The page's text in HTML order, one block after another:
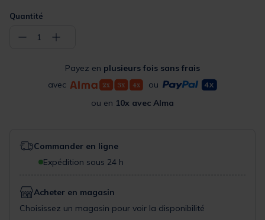
Quantité
− 1 +
Payez en plusieurs fois sans frais
avec
ou
ou en 10x avec Alma
Commander en ligne
Expédition sous 24 h
Acheter en magasin
Choisissez un magasin pour voir la disponibilité